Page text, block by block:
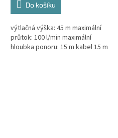
Do košíku
výtlačná výška: 45 m maximální
průtok: 100 l/min maximální
hloubka ponoru: 15 m kabel 15 m